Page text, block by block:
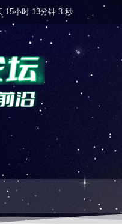
15小时 13分钟 4 秒